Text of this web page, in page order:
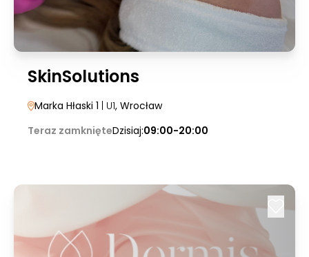
SkinSolutions
Marka Hłaski 1 | U1, Wrocław
Teraz zamknięteDzisiaj:09:00-20:00